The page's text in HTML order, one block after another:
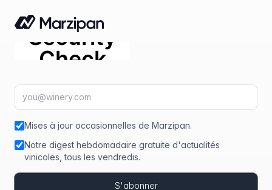
Adresse e-mail
Mises à jour occasionnelles de Marzipan.
Notre digest hebdomadaire gratuite d'actualités
vinicoles, tous les vendredis.
S'abonner